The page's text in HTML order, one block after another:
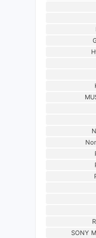
SONY